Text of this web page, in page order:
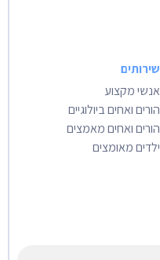
שירותים
אנשי מקצוע
הורים ואחים ביולוגיים
הורים ואחים מאמצים
ילדים מאומצים